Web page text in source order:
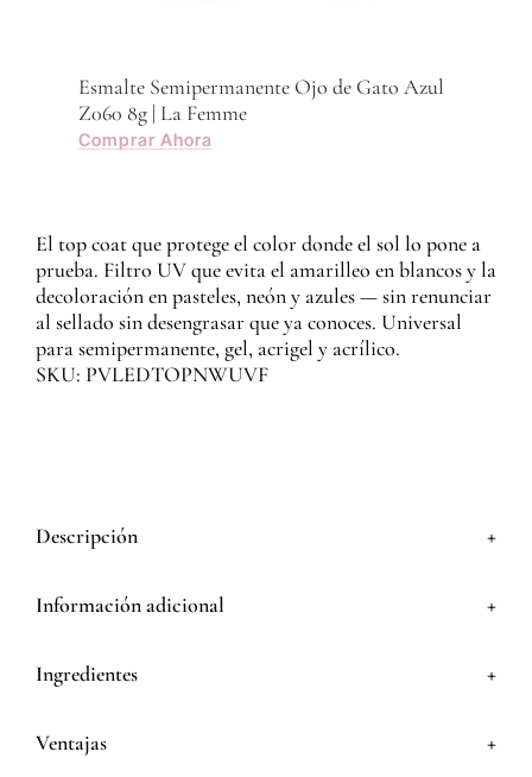
Esmalte Semipermanente Ojo de Gato Azul
Z060 8g | La Femme
Comprar Ahora
El top coat que protege el color donde el sol lo pone a
prueba. Filtro UV que evita el amarilleo en blancos y la
decoloración en pasteles, neón y azules — sin renunciar
al sellado sin desengrasar que ya conoces. Universal
para semipermanente, gel, acrigel y acrílico.
SKU: PVLEDTOPNWUVF
Descripción +
Información adicional +
Ingredientes +
Ventajas +